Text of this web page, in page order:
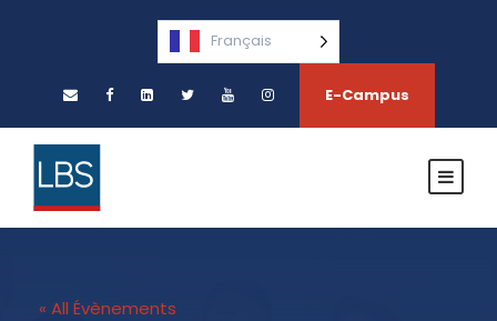
Français
E-Campus
« All Évènements